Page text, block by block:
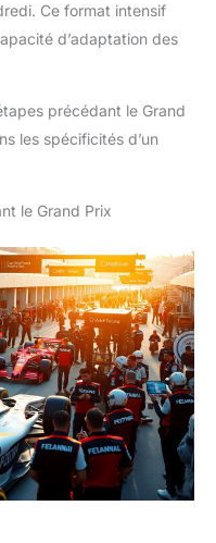
Ce format intensif
d’adaptation des
précédant le Grand
les spécificités d’un
le Grand Prix